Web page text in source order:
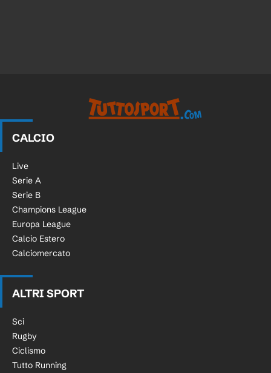
CALCIO
Live
Serie A
Serie B
Champions League
Europa League
Calcio Estero
Calciomercato
ALTRI SPORT
Sci
Rugby
Ciclismo
Tutto Running